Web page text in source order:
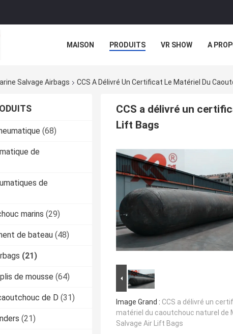
MAISON PRODUITS VR SHOW A
Salvage Airbags CCS A Délivré Un Certificat Le Matériel Du
(68)
de
de
marins (29)
de bateau (48)
(21)
de mousse (64)
de D (31)
(21)
CCS a délivré un
Lift Bags
Image Grand : CCS a délivré un
matériel du caoutchouc naturel de
Salvage Air Lift Bags